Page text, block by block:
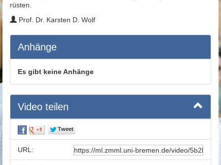
rüsten.
Prof. Dr. Karsten D. Wolf
Anhänge
Es gibt keine Anhänge
Video teilen
URL: